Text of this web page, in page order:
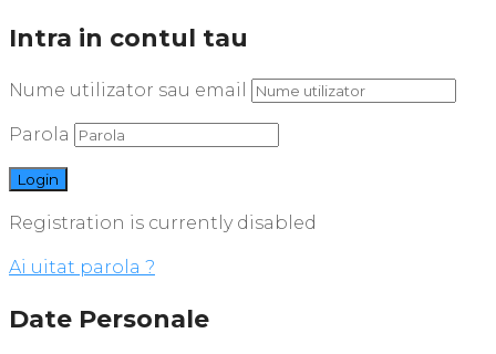
Intra in contul tau
Nume utilizator sau email
Parola
Registration is currently disabled
Ai uitat parola ?
Date Personale